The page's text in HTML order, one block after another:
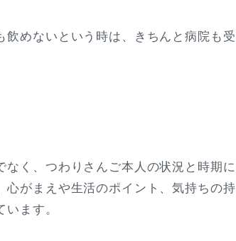
めないという時は、きちんと病院も受
く、つわりさんご本人の状況と時期に
心がまえや生活のポイント、気持ちの持
ます。